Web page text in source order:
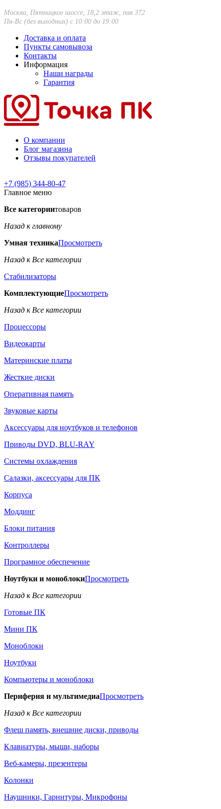
Москва, Пятницкое шоссе, 18,2 этаж, пав 372
Пн-Вс (без выходных) с 10:00 до 19:00
Доставка и оплата
Пункты самовывоза
Контакты
Информация
Наши награды
Гарантия
О компании
Блог магазина
Отзывы покупателей
+7 (985) 344-80-47
Главное меню
Все категориитоваров
Назад к главному
Умная техникаПросмотреть
Назад к Все категории
Стабилизаторы
КомплектующиеПросмотреть
Назад к Все категории
Процессоры
Видеокарты
Материнские платы
Жесткие диски
Оперативная память
Звуковые карты
Аксессуары для ноутбуков и телефонов
Приводы DVD, BLU-RAY
Системы охлаждения
Салазки, аксессуары для ПК
Корпуса
Моддинг
Блоки питания
Контроллеры
Програмное обеспечение
Ноутбуки и моноблокиПросмотреть
Назад к Все категории
Готовые ПК
Мини ПК
Моноблоки
Ноутбуки
Компьютеры и моноблоки
Периферия и мультимедиаПросмотреть
Назад к Все категории
Флеш память, внешние диски, приводы
Клавиатуры, мыши, наборы
Веб-камеры, презентеры
Колонки
Наушники, Гарнитуры, Микрофоны